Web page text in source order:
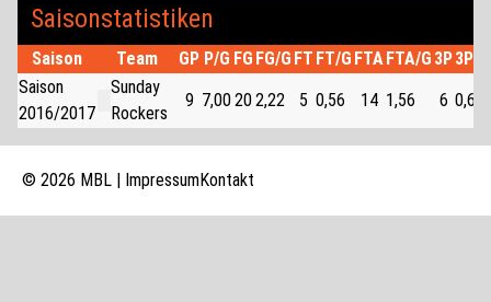
Saisonstatistiken
Saison Team GP P/G FG FG/G FT FT/G FTA FTA/G 3P3P/G
Saison
2016/2017
Sunday
Rockers
9 7,00202,22 5 0,56 14 1,56 6 0,67
© 2026 MBL | ImpressumKontakt